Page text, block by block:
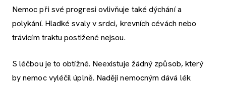
Nemoc při své progresi ovlivňuje také dýchání a
polykání. Hladké svaly v srdci, krevních cévách nebo
trávicím traktu postižené nejsou.
S léčbou je to obtížné. Neexistuje žádný způsob, který
by nemoc vyléčil úplně. Naději nemocným dává lék